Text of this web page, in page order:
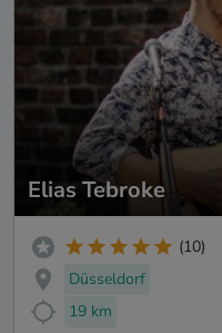
Elias Tebroke
(10)
Düsseldorf
19 km